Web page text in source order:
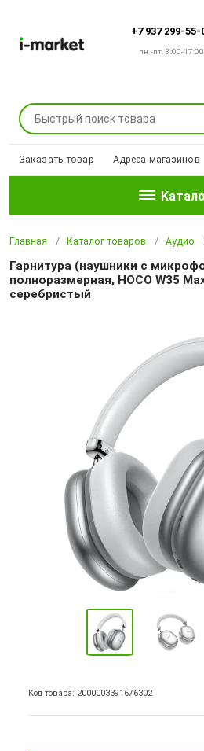
+7 937 299-55-
пн.-пт. 8:00-17:00
Заказать товар Адреса магазинов
Главная Каталог товаров Аудио
Гарнитура (наушники с
полноразмерная, HOCO W35
серебристый
Код товара: 2000003391676302